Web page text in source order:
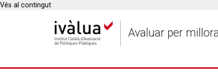
Vés al contingut
Avaluar per